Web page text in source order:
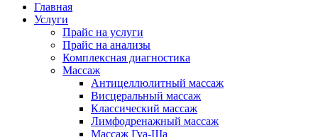
жизнь"Главная
Услуги
Прайс на услуги
Прайс на анализы
Комплексная диагностика
Массаж
Антицеллюлитный массаж
Висцеральный массаж
Классический массаж
Лимфодренажный массаж
Массаж Гуа-Ша